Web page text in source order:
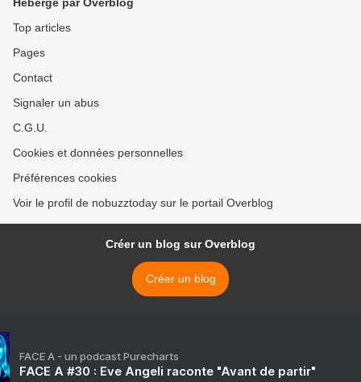
Top articles
Pages
Contact
Signaler un abus
C.G.U.
Cookies et données personnelles
Préférences cookies
Voir le profil de nobuzztoday sur le portail Overblog
Créer un blog sur Overblog
Créer un blog
FACE A - un podcast Purecharts
FACE A #30 : Eve Angeli raconte "Avant de partir"